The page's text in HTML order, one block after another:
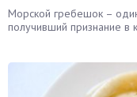
Морской гребешок –
получивший признание в